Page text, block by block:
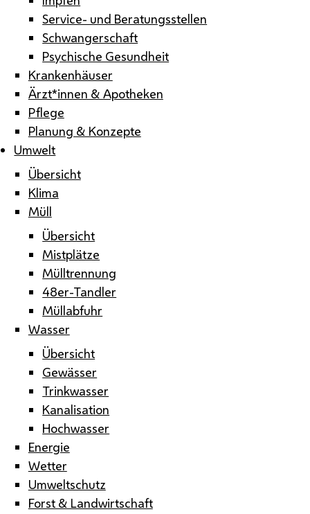
Service- und Beratungsstellen
Schwangerschaft
Psychische Gesundheit
Krankenhäuser
Ärzt*innen & Apotheken
Pflege
Planung & Konzepte
Umwelt
Übersicht
Klima
Müll
Übersicht
Mistplätze
Mülltrennung
48er-Tandler
Müllabfuhr
Wasser
Übersicht
Gewässer
Trinkwasser
Kanalisation
Hochwasser
Energie
Wetter
Umweltschutz
Forst & Landwirtschaft